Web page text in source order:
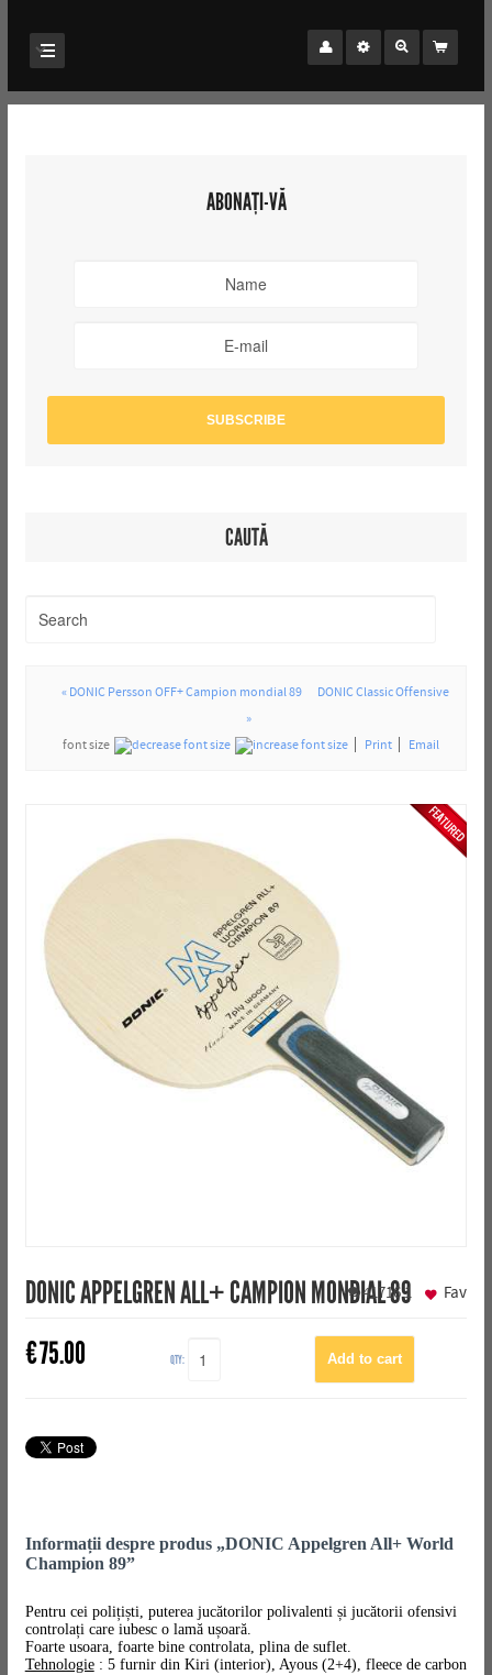
ABONAȚI-VĂ
CAUTĂ
« DONIC Persson OFF+ Campion mondial 89
DONIC Classic Offensive
»
font size
Print Email
DONIC APPELGREN ALL+ CAMPION MONDIAL 89
417161
€75.00 QTY:
Fav
Informații despre produs „DONIC Appelgren All+ World
Champion 89”
Pentru cei polițiști, puterea jucătorilor polivalenti și jucătorii ofensivi
controlați care iubesc o lamă ușoară.
Foarte usoara, foarte bine controlata, plina de suflet.
Tehnologie: 5 furnir din Kiri (interior), Ayous (2+4), fleece de carbon